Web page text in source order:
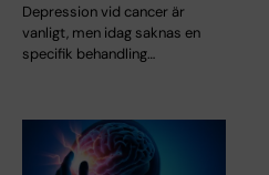
Depression vid cancer är
vanligt, men idag saknas en
specifik behandling…